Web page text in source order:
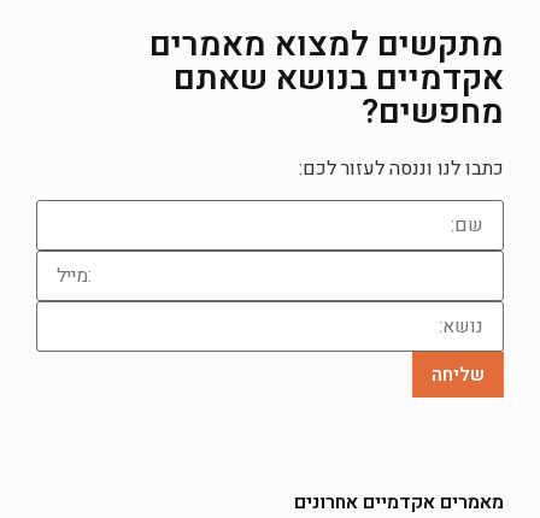
מתקשים למצוא מאמרים
אקדמיים בנושא שאתם
מחפשים?
כתבו לנו וננסה לעזור לכם:
מאמרים אקדמיים אחרונים